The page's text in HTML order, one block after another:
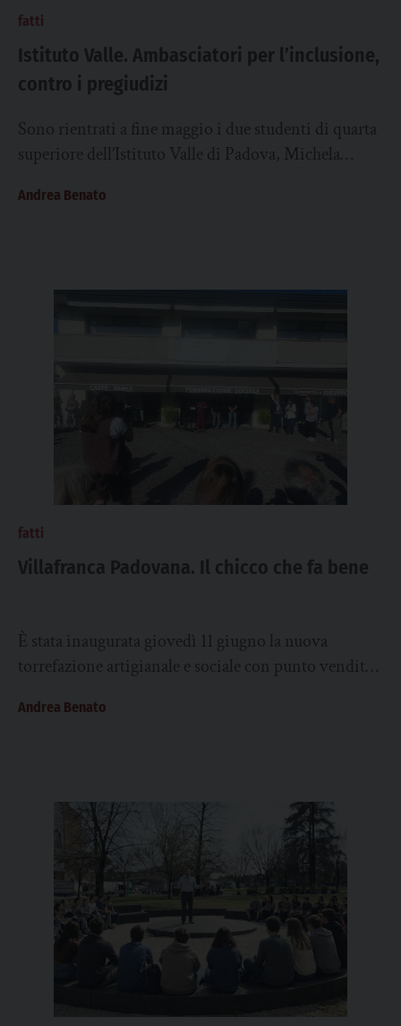
fatti
Istituto Valle. Ambasciatori per l’inclusione,
contro i pregiudizi
Sono rientrati a fine maggio i due studenti di quarta
superiore dell’Istituto Valle di Padova, Michela
Andrea Benato
fatti
Villafranca Padovana. Il chicco che fa bene
È stata inaugurata giovedì 11 giugno la nuova
torrefazione artigianale e sociale con punto vendita
Andrea Benato